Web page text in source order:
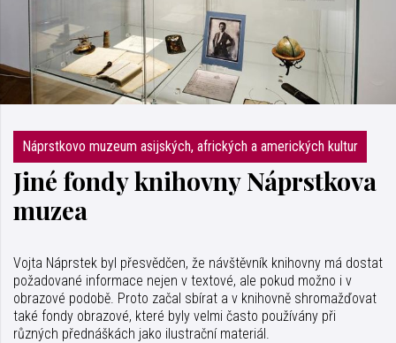
Náprstkovo muzeum asijských, afrických a amerických kultur
Jiné fondy knihovny Náprstkova
muzea
Vojta Náprstek byl přesvědčen, že návštěvník knihovny má dostat
požadované informace nejen v textové, ale pokud možno i v
obrazové podobě. Proto začal sbírat a v knihovně shromažďovat
také fondy obrazové, které byly velmi často používány při
různých přednáškách jako ilustrační materiál.